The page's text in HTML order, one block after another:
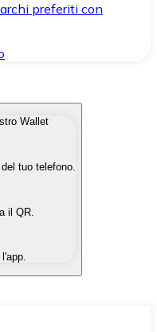
preferiti con
interessano in modo
valuta fiat quando ne
un'altra
self-custodial.
Wallet
tuo telefono.
il QR.